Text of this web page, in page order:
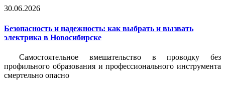
30.06.2026
Безопасность и надежность: как выбрать и вызвать
электрика в Новосибирске
Самостоятельное вмешательство в проводку без
профильного образования и профессионального инструмента
смертельно опасно